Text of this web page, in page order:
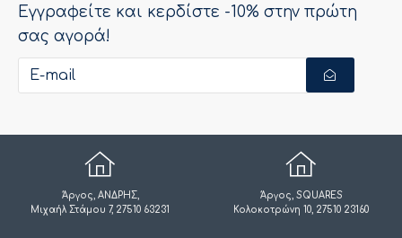
Εγγραφείτε και κερδίστε -10% στην πρώτη
σας αγορά!
Άργος, ΑΝΔΡΗΣ,
Μιχαήλ Στάμου 7, 27510 63231
Άργος, SQUARES
Κολοκοτρώνη 10, 27510 23160